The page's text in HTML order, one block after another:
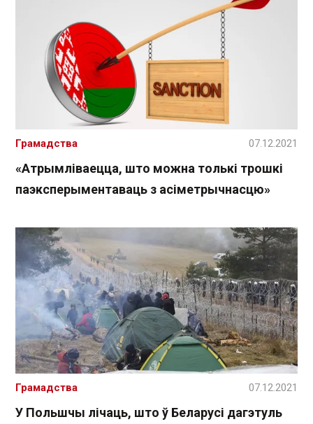
«Атрымліваецца, што можна толькі трошкі
паэксперыментаваць з асіметрычнасцю»
Грамадства 07.12.2021
У Польшчы лічаць, што ў Беларусі дагэтуль
Грамадства 07.12.2021